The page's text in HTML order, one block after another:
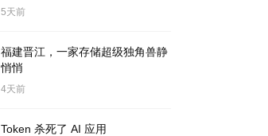
5天前
福建晋江，一家存储超级独角兽静
悄悄
4天前
Token 杀死了 AI 应用